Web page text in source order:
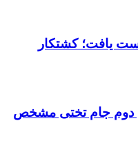
یافت؛ کشتکار
برتر ۵ وزن دوم جام تختی مشخص